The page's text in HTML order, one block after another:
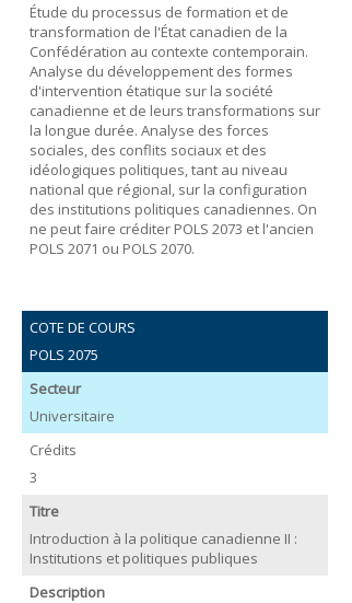
Étude du processus de formation et de
transformation de l'État canadien de la
Confédération au contexte contemporain.
Analyse du développement des formes
d'intervention étatique sur la société
canadienne et de leurs transformations sur
la longue durée. Analyse des forces
sociales, des conflits sociaux et des
idéologiques politiques, tant au niveau
national que régional, sur la configuration
des institutions politiques canadiennes. On
ne peut faire créditer POLS 2073 et l'ancien
POLS 2071 ou POLS 2070.
COTE DE COURS
POLS 2075
Secteur
Universitaire
Crédits
3
Titre
Introduction à la politique canadienne II :
Institutions et politiques publiques
Description